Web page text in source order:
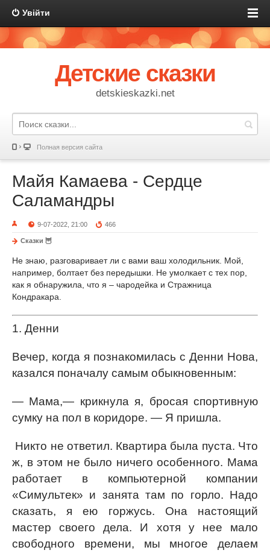
Увійти
Детские сказки
detskieskazki.net
Полная версия сайта
Майя Камаева - Сердце
Саламандры
9-07-2022, 21:00 466
Сказки 🦉
Не знаю, разговаривает ли с вами ваш холодильник. Мой,
например, болтает без передышки. Не умолкает с тех пор,
как я обнаружила, что я – чародейка и Стражница
Кондракара.
1. Денни
Вечер, когда я познакомилась с Денни Нова,
казался поначалу самым обыкновенным:
— Мама,— крикнула я, бросая спортивную
сумку на пол в коридоре. — Я пришла.
Никто не ответил. Квартира была пуста. Что
ж, в этом не было ничего особенного. Мама
работает в компьютерной компании
«Симультек» и занята там по горло. Надо
сказать, я ею горжусь. Она настоящий
мастер своего дела. И хотя у нее мало
свободного времени, мы многое делаем